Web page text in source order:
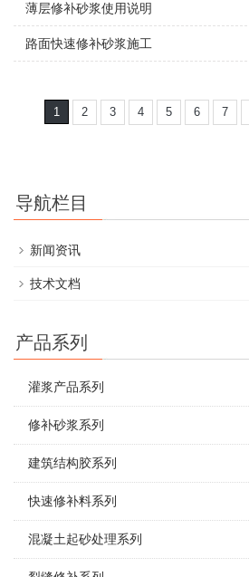
薄层修补砂浆使用说明
路面快速修补砂浆施工
1 2 3 4 5 6 7
导航栏目
新闻资讯
技术文档
产品系列
灌浆产品系列
修补砂浆系列
建筑结构胶系列
快速修补料系列
混凝土起砂处理系列